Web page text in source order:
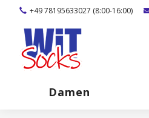
+49 78195633027 (8:00-16:00)
Damen